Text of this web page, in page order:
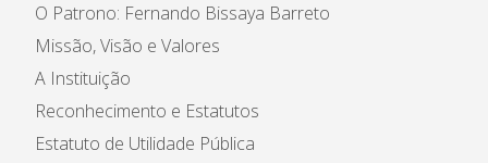
O Patrono: Fernando Bissaya Barreto
Missão, Visão e Valores
A Instituição
Reconhecimento e Estatutos
Estatuto de Utilidade Pública